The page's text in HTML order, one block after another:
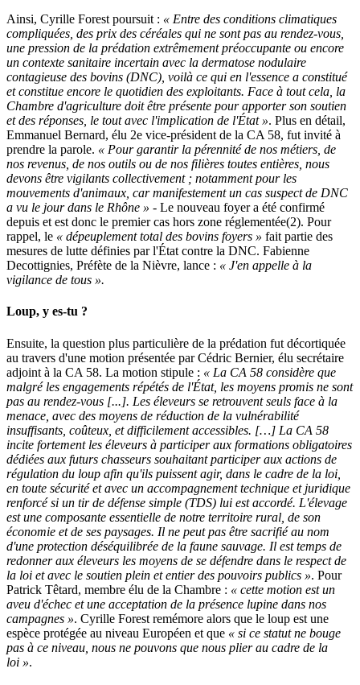
Ainsi, Cyrille Forest poursuit : « Entre des conditions climatiques
compliquées, des prix des céréales qui ne sont pas au rendez-vous,
une pression de la prédation extrêmement préoccupante ou encore
un contexte sanitaire incertain avec la dermatose nodulaire
contagieuse des bovins (DNC), voilà ce qui en l'essence a constitué
et constitue encore le quotidien des exploitants. Face à tout cela, la
Chambre d'agriculture doit être présente pour apporter son soutien
et des réponses, le tout avec l'implication de l'État ». Plus en détail,
Emmanuel Bernard, élu 2e vice-président de la CA 58, fut invité à
prendre la parole. « Pour garantir la pérennité de nos métiers, de
nos revenus, de nos outils ou de nos filières toutes entières, nous
devons être vigilants collectivement ; notamment pour les
mouvements d'animaux, car manifestement un cas suspect de DNC
a vu le jour dans le Rhône » - Le nouveau foyer a été confirmé
depuis et est donc le premier cas hors zone réglementée(2). Pour
rappel, le « dépeuplement total des bovins foyers » fait partie des
mesures de lutte définies par l'État contre la DNC. Fabienne
Decottignies, Préfète de la Nièvre, lance : « J'en appelle à la
vigilance de tous ».
Loup, y es-tu ?
Ensuite, la question plus particulière de la prédation fut décortiquée
au travers d'une motion présentée par Cédric Bernier, élu secrétaire
adjoint à la CA 58. La motion stipule : « La CA 58 considère que
malgré les engagements répétés de l'État, les moyens promis ne sont
pas au rendez-vous [...]. Les éleveurs se retrouvent seuls face à la
menace, avec des moyens de réduction de la vulnérabilité
insuffisants, coûteux, et difficilement accessibles. […] La CA 58
incite fortement les éleveurs à participer aux formations obligatoires
dédiées aux futurs chasseurs souhaitant participer aux actions de
régulation du loup afin qu'ils puissent agir, dans le cadre de la loi,
en toute sécurité et avec un accompagnement technique et juridique
renforcé si un tir de défense simple (TDS) lui est accordé. L'élevage
est une composante essentielle de notre territoire rural, de son
économie et de ses paysages. Il ne peut pas être sacrifié au nom
d'une protection déséquilibrée de la faune sauvage. Il est temps de
redonner aux éleveurs les moyens de se défendre dans le respect de
la loi et avec le soutien plein et entier des pouvoirs publics ». Pour
Patrick Têtard, membre élu de la Chambre : « cette motion est un
aveu d'échec et une acceptation de la présence lupine dans nos
campagnes ». Cyrille Forest remémore alors que le loup est une
espèce protégée au niveau Européen et que « si ce statut ne bouge
pas à ce niveau, nous ne pouvons que nous plier au cadre de la
loi ».